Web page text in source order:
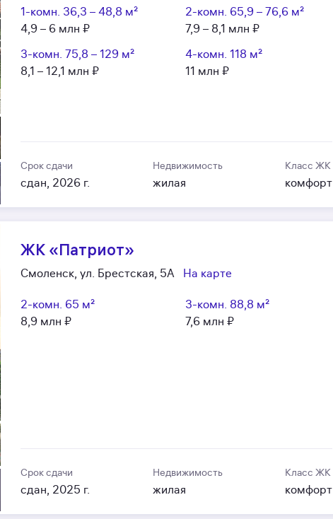
1-комн. 36,3 – 48,8 м²
4,9 – 6 млн ₽
2-комн. 65,9 – 76,6 м²
7,9 – 8,1 млн ₽
3-комн. 75,8 – 129 м²
8,1 – 12,1 млн ₽
4-комн. 118 м²
11 млн ₽
Срок сдачи
сдан, 2026 г.
Недвижимость
жилая
Класс ЖК
комфорт
ЖК «Патриот»
Смоленск, ул. Брестская, 5А На карте
2-комн. 65 м²
8,9 млн ₽
3-комн. 88,8 м²
7,6 млн ₽
Срок сдачи
сдан, 2025 г.
Недвижимость
жилая
Класс ЖК
комфорт